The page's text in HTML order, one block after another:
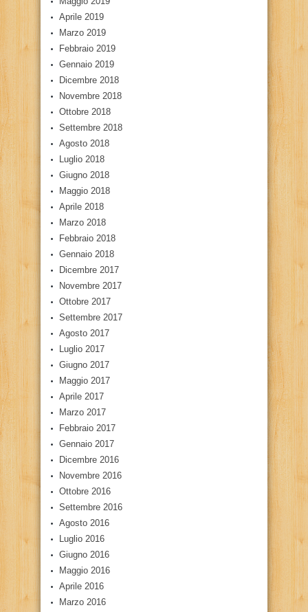
Aprile 2019
Marzo 2019
Febbraio 2019
Gennaio 2019
Dicembre 2018
Novembre 2018
Ottobre 2018
Settembre 2018
Agosto 2018
Luglio 2018
Giugno 2018
Maggio 2018
Aprile 2018
Marzo 2018
Febbraio 2018
Gennaio 2018
Dicembre 2017
Novembre 2017
Ottobre 2017
Settembre 2017
Agosto 2017
Luglio 2017
Giugno 2017
Maggio 2017
Aprile 2017
Marzo 2017
Febbraio 2017
Gennaio 2017
Dicembre 2016
Novembre 2016
Ottobre 2016
Settembre 2016
Agosto 2016
Luglio 2016
Giugno 2016
Maggio 2016
Aprile 2016
Marzo 2016